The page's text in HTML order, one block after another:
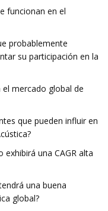
funcionan en el
probablemente
su participación en la
mercado global de
que pueden influir en
una CAGR alta
una buena
global?